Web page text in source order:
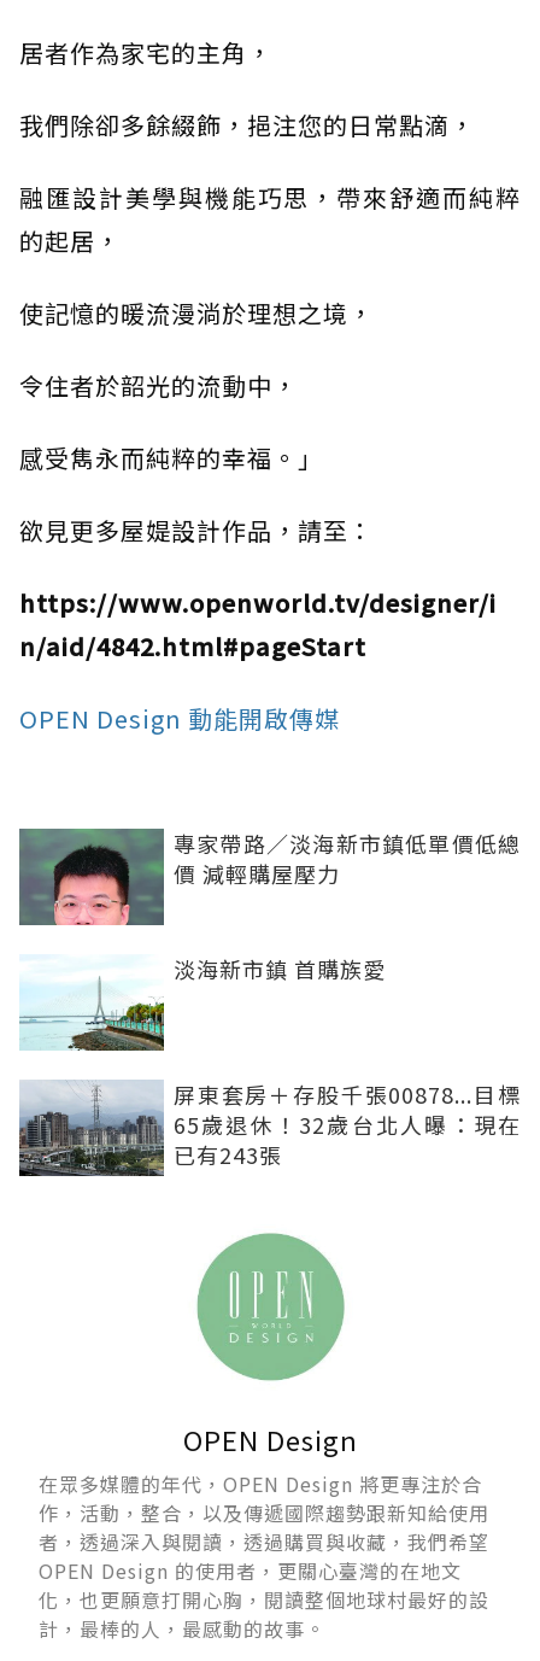
居者作為家宅的主角，
我們除卻多餘綴飾，挹注您的日常點滴，
融匯設計美學與機能巧思，帶來舒適而純粹
的起居，
使記憶的暖流漫淌於理想之境，
令住者於韶光的流動中，
感受雋永而純粹的幸福。」
欲見更多屋媞設計作品，請至：
https://www.openworld.tv/designer/i
n/aid/4842.html#pageStart
OPEN Design 動能開啟傳媒
專家帶路／淡海新市鎮低單價低總
價 減輕購屋壓力
淡海新市鎮 首購族愛
屏東套房＋存股千張00878...目標
65歲退休！32歲台北人曝：現在
已有243張
OPEN Design
在眾多媒體的年代，OPEN Design 將更專注於合
作，活動，整合，以及傳遞國際趨勢跟新知給使用
者，透過深入與閱讀，透過購買與收藏，我們希望
OPEN Design 的使用者，更關心臺灣的在地文
化，也更願意打開心胸，閱讀整個地球村最好的設
計，最棒的人，最感動的故事。